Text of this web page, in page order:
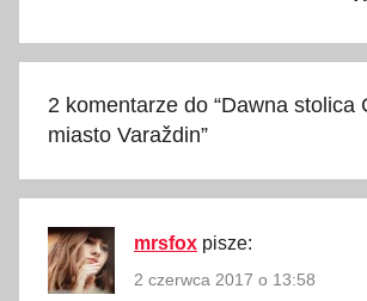
2 komentarze do “Dawna stolica
miasto Varaždin”
mrsfox pisze:
2 czerwca 2017 o 13:58